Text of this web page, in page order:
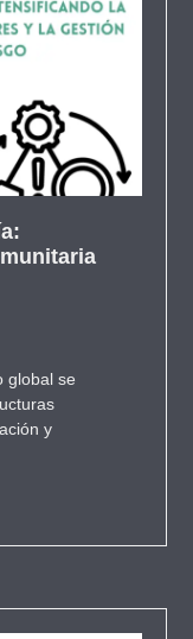
global se
y